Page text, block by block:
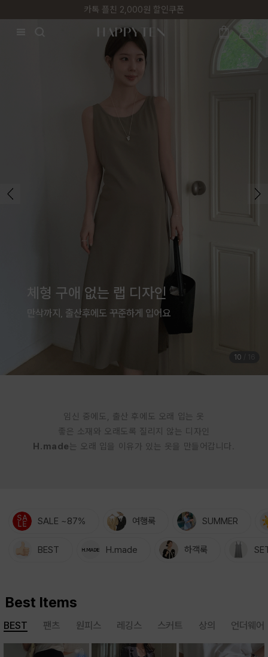
카톡 플친 2,000원 할인쿠폰
시원하게 완성한 여리핏 무드
한 벌로 완성되는 레이어드 썸머룩
11
임신 중에도, 출산 후에도 오래 입는 옷
좋은 소재와 오래도록 질리지 않는 디자인
H.made는 오래 입을 이유가 있는 옷을 만들어갑니다.
SALE ~87% 여행룩 SUMMER
BEST H.made 하객룩
Best Items
BEST 팬츠 원피스 레깅스 스커트 상의 언더웨어